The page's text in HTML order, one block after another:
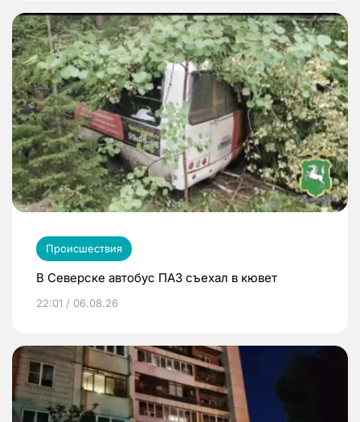
Происшествия
В Северске автобус ПАЗ съехал в кювет
22:01 / 06.08.26